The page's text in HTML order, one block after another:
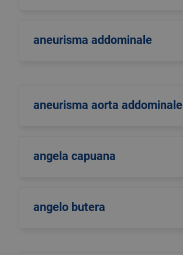
aneurisma addominale
aneurisma aorta addominale
angela capuana
angelo butera